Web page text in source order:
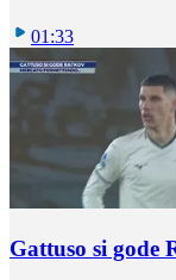
01:33
Gattuso si gode